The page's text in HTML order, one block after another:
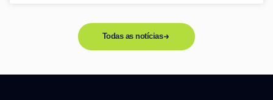
Todas as notícias